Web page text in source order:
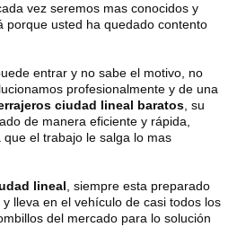
vez seremos mas conocidos y
porque usted ha quedado contento
entrar y no sabe el motivo, no
profesionalmente y de una
ciudad lineal baratos , su
de manera eficiente y rápida,
el trabajo le salga lo mas
lineal , siempre esta preparado
lleva en el vehículo de casi todos los
del mercado para lo solución